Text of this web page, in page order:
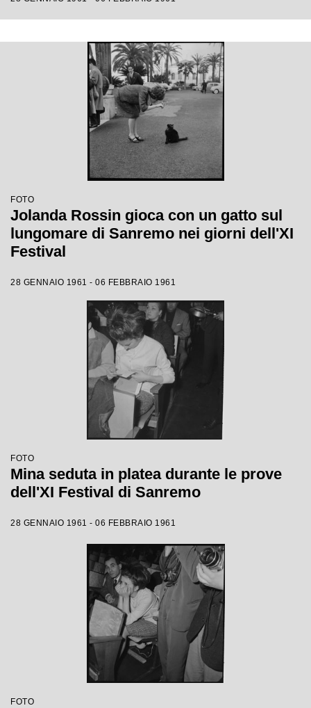
FOTO
Jolanda Rossin gioca con un gatto sul
lungomare di Sanremo nei giorni dell'XI
Festival
28 GENNAIO 1961 - 06 FEBBRAIO 1961
FOTO
Mina seduta in platea durante le prove
dell'XI Festival di Sanremo
28 GENNAIO 1961 - 06 FEBBRAIO 1961
FOTO